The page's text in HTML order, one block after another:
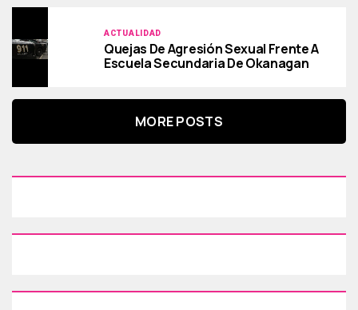
ACTUALIDAD
Quejas De Agresión Sexual Frente A
Escuela Secundaria De Okanagan
MORE POSTS